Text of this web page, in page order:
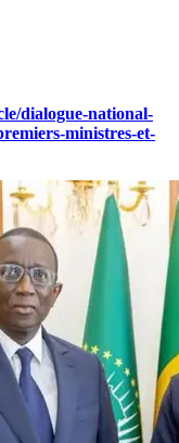
dialogue-national-
ministres-et-